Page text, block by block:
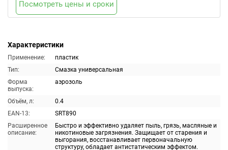
Характеристики
Применение:
пластик
Тип:
Смазка универсальная
Форма
выпуска:
аэрозоль
Объём, л:
0.4
EAN-13:
SRT890
Расширенное
описание:
Быстро и эффективно удаляет пыль, грязь, масляные и
никотиновые загрязнения. Защищает от старения и
выгорания, восстанавливает первоначальную
структуру, обладает антистатическим эффектом.
Посмотреть цены и сроки